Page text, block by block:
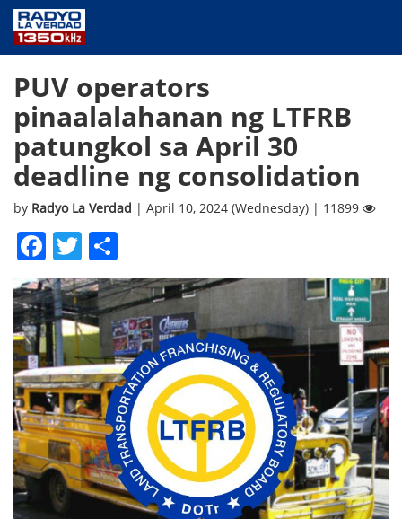
PUBLIC SERVICE
ANNOUNCEMENTS
PROGRAMS
ABOUT
PUV operators
pinaalalahanan ng LTFRB
patungkol sa April 30
deadline ng consolidation
by Radyo La Verdad | April 10, 2024 (Wednesday) | 11899
Facebook
Twitter